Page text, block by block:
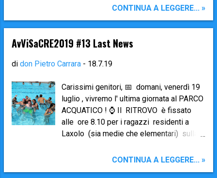
Festa e sulle modalità per viverla con
bella di viverlo con ancora più
intensamente presso il nostro Santuario
Giovedì 1° agosto ore 21.00 : Processione
Gerosa al Santuario della Foppa, Santa
Messa , Confessioni , Veglia notturna
Venerdì 2 agosto ore 6.30 : Preghiera
delle Lodi Mattutine e Santa Messa al
Santuario
CONTINUA A LEGGERE... »
AvViSaCRE2019 #13 Last News
di don Pietro Carrara - 18.7.19
Carissimi genitori, 📅 domani, venerdì 19
luglio , vivremo l' ultima giornata al PARCO
ACQUATICO ! ⌚ Il RITROVO è fissato
alle ore 8.10 per i ragazzi residenti a
Laxolo (sia medie che elementari) sulla
Laxolo ; per i residenti a Brembilla,
CONTINUA A LEGGERE... »